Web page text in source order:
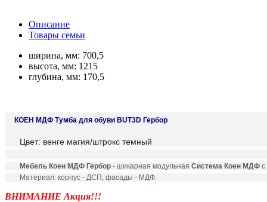
Описание
Товары семьи
ширина, мм: 700,5
высота, мм: 1215
глубина, мм: 170,5
КОЕН МДФ Тумба для обуви BUT3D Гербор
Цвет: венге магия/штрокс темный
Мебель Коен МДФ Гербор - шикарная модульнаяСистема Коен МДФ
Материал: корпус - ДСП, фасады - МДФ.
ВНИМАНИЕ Акция!!!